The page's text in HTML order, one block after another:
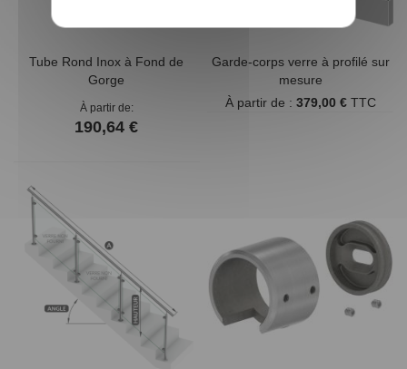
Tube Rond Inox à Fond de
Gorge
À partir de
190,64 €
Garde-corps verre à profilé sur
mesure
À partir de : 379,00 € TTC